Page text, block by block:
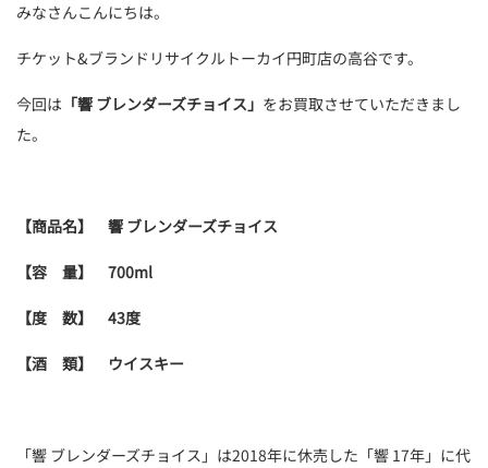
みなさんこんにちは。
チケット&ブランドリサイクルトーカイ円町店の高谷です。
今回は 「響 ブレンダーズチョイス」 をお買取させていただきまし
た。
【商品名】 響 ブレンダーズチョイス
【容 量】 700ml
【度 数】 43度
【酒 類】 ウイスキー
「響 ブレンダーズチョイス」は2018年に休売した「響 17年」に代